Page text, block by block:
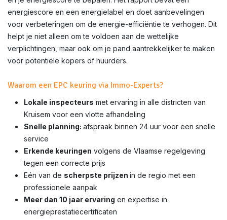
energiescore en een energielabel en doet aanbevelingen
voor verbeteringen om de energie-efficiëntie te verhogen. Dit
helpt je niet alleen om te voldoen aan de wettelijke
verplichtingen, maar ook om je pand aantrekkelijker te maken
voor potentiële kopers of huurders.
Waarom een EPC keuring via Immo-Experts?
Lokale inspecteurs met ervaring in alle districten van
Kruisem voor een vlotte afhandeling
Snelle planning: afspraak binnen 24 uur voor een snelle
service
Erkende keuringen volgens de Vlaamse regelgeving
tegen een correcte prijs
Eén van de scherpste prijzen in de regio met een
professionele aanpak
Meer dan 10 jaar ervaring en expertise in
energieprestatiecertificaten